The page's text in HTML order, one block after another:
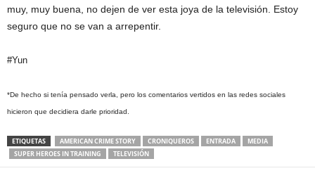
muy, muy buena, no dejen de ver esta joya de la televisión. Estoy
seguro que no se van a arrepentir.
#Yun
*De hecho si tenía pensado verla, pero los comentarios vertidos en las redes sociales
hicieron que decidiera darle prioridad.
ETIQUETAS AMERICAN CRIME STORY CRONIQUEROS ENTRADA
MEDIA
SUPER HEROES IN TRAINING
TELEVISIÓN